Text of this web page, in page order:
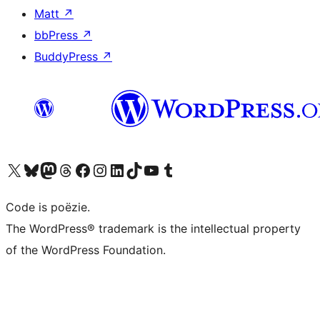
Matt ↗
bbPress ↗
BuddyPress ↗
Bezoek ons X (voorheen Twitter) account
Bezoek ons Bluesky account
Bezoek ons Mastodon account
Bezoek ons Threads account
Onze Facebook pagina bezoeken
Bezoek ons Instagram account
Bezoek ons LinkedIn account
Bezoek ons TikTok account
Bezoek ons YouTube kanaalBezoek ons Tumblr account
Code is poëzie.
The WordPress® trademark is the intellectual property
of the WordPress Foundation.